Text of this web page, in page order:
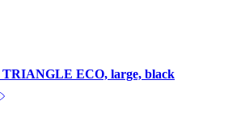
ECO, large, black